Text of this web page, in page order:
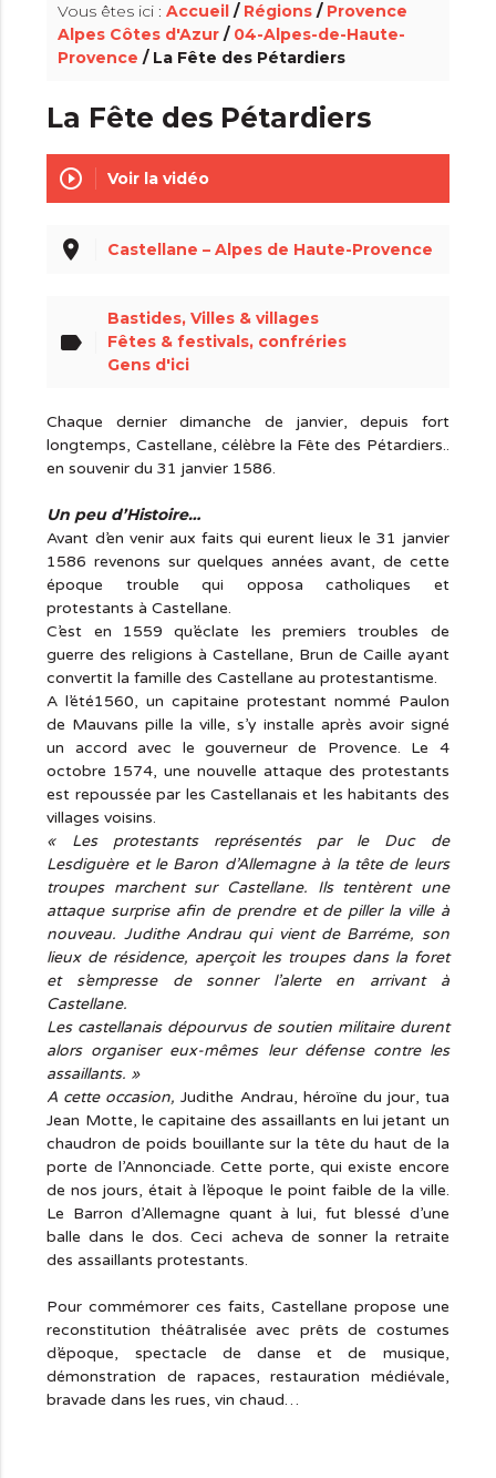
Vous êtes ici :Accueil / Régions / Provence
Alpes Côtes d'Azur / 04-Alpes-de-Haute-
Provence / La Fête des Pétardiers
La Fête des Pétardiers
play_circle_outline Voir la vidéo
place Castellane – Alpes de Haute-Provence
label
Bastides, Villes & villages
Fêtes & festivals, confréries
Gens d'ici
Chaque dernier dimanche de janvier, depuis fort
longtemps, Castellane, célèbre la Fête des Pétardiers..
en souvenir du 31 janvier 1586.
Un peu d’Histoire…
Avant d’en venir aux faits qui eurent lieux le 31 janvier
1586 revenons sur quelques années avant, de cette
époque trouble qui opposa catholiques et
protestants à Castellane.
C’est en 1559 qu’éclate les premiers troubles de
guerre des religions à Castellane, Brun de Caille ayant
convertit la famille des Castellane au protestantisme.
A l’été1560, un capitaine protestant nommé Paulon
de Mauvans pille la ville, s’y installe après avoir signé
un accord avec le gouverneur de Provence. Le 4
octobre 1574, une nouvelle attaque des protestants
est repoussée par les Castellanais et les habitants des
villages voisins.
« Les protestants représentés par le Duc de
Lesdiguère et le Baron d’Allemagneà la tête de leurs
troupes marchent sur Castellane. Ils tentèrent une
attaque surprise afin de prendre et de piller la ville à
nouveau. Judithe Andrau qui vient de Barréme, son
lieux de résidence, aperçoit les troupes dans la foret
et s’empresse de sonner l’alerte en arrivant à
Castellane.
Les castellanais dépourvus de soutien militaire durent
alors organiser eux-mêmes leur défense contre les
assaillants. »
A cette occasion,Judithe Andrau, héroïne du jour, tua
Jean Motte, le capitaine des assaillants en lui jetant un
chaudron de poids bouillante sur la tête du haut de la
porte de l’Annonciade. Cette porte, qui existe encore
de nos jours, était à l’époque le point faible de la ville.
Le Barron d’Allemagne quant à lui, fut blessé d’une
balle dans le dos. Ceci acheva de sonner la retraite
des assaillants protestants.
Pour commémorer ces faits, Castellane propose une
reconstitution théâtralisée avec prêts de costumes
d’époque, spectacle de danse et de musique,
démonstration de rapaces, restauration médiévale,
bravade dans les rues, vin chaud…